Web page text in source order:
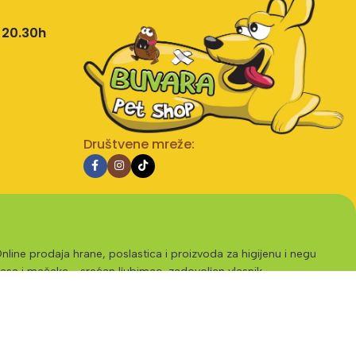
Društvene mreže:
prodaja hrane, poslastica i proizvoda za higijenu i negu
i mačaka - srećan ljubimac, zadovoljan vlasnik.